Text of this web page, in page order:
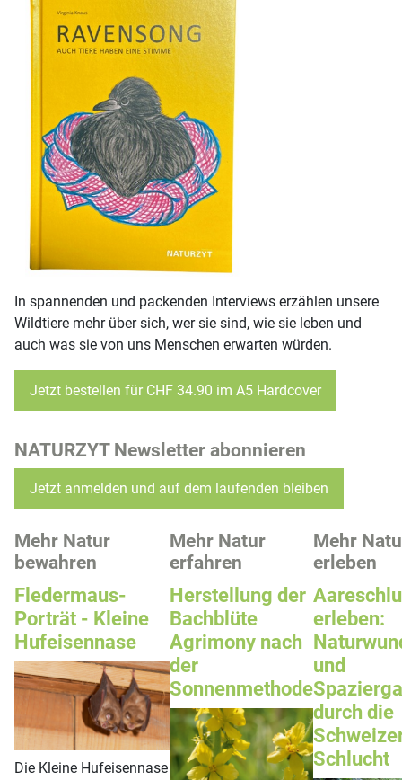
In spannenden und packenden Interviews erzählen unsere
Wildtiere mehr über sich, wer sie sind, wie sie leben und
auch was sie von uns Menschen erwarten würden.
Jetzt bestellen für CHF 34.90 im A5 Hardcover
NATURZYT Newsletter abonnieren
Jetzt anmelden und auf dem laufenden bleiben
Mehr Natur
bewahren
Fledermaus-
Porträt - Kleine
Hufeisennase
Die Kleine Hufeisennase
Mehr Natur
erfahren
Herstellung der
Bachblüte
Agrimony nach
der
Sonnenmethode
Mehr
erleben
erleben:
und
durch die
Schlucht